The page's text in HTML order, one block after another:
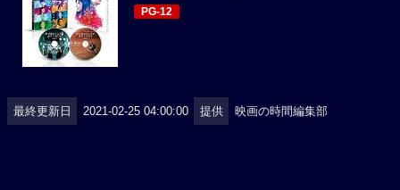
PG-12
最終更新日 2021-02-25 04:00:00 提供 映画の時間編集部